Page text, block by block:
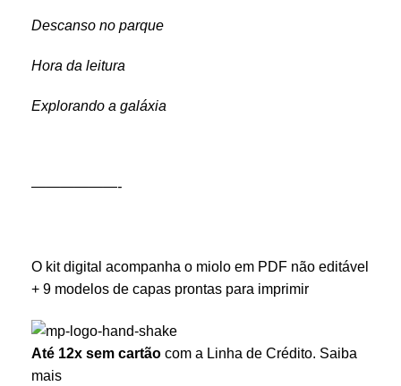
Descanso no parque
Hora da leitura
Explorando a galáxia
——————-
O kit digital acompanha o miolo em PDF não editável
+ 9 modelos de capas prontas para imprimir
Até 12x sem cartão com a Linha de Crédito. Saiba
mais